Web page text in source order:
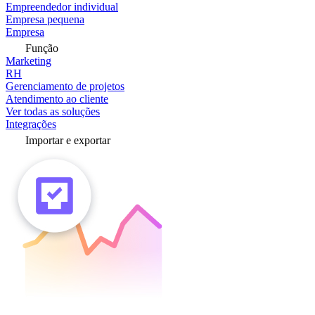
Empreendedor individual
Empresa pequena
Empresa
Função
Marketing
RH
Gerenciamento de projetos
Atendimento ao cliente
Ver todas as soluções
Integrações
Importar e exportar